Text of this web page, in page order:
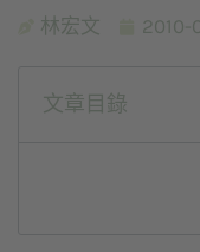
林宏文 2010-
文章目錄